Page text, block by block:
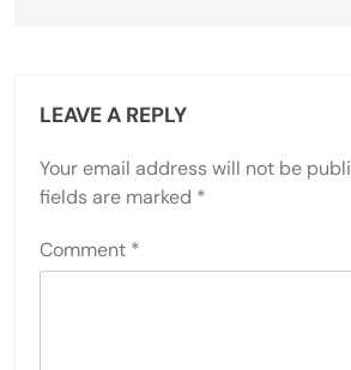
LEAVE A REPLY
Your email address will not be
fields are marked *
Comment *